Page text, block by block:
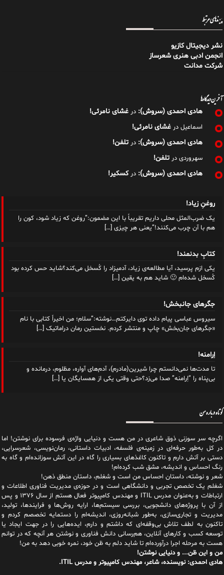
پیوندهای مرتبط
نشر دیجیتال کازیو
انجمن ادبی هنری شعرساز
شرکت مدانت
آخرین دیدگاه‌ها
هادی احمدی (سروش): در غشای نامرئی!
اسماعیل در غشای نامرئی!
هادی احمدی (سروش): در تلفن!
سهروردی در تلفن!
هادی احمدی (سروش): درکسکیر!
روغنِ زیاد!
یک ضرب‌المثل محلی داریم تقریباً با این مضمون:”روغن که زیاد شود، کون را
هم با آن چرب می‌کنند!”یعنی هر چیزی […]
کتابِ بدنمند!
یکی ازم پرسید، آیا مطالعه‌ی زیاد، آدمیزاد را کُسخل می‌کند؟شاید حس کرده بود
کُسخل شده‌ام 🙂 شاید هم به یقین […]
جگرهای جانبخش!
سیروس عباسی پیام داده توی دایرکتم…نوشته:”سلام؛ من اخیراً کتابی با نام
«جگرهای جان‌بخش» چاپ و‌ منتشر کردم. نخستین رمان دراماتیک […]
اِرامنه!
تا مدت‌ها نمی‌دانستم چرا شیرین(مادرم)، آدم‌های آواره، مظلوم، درمانده و
بی‌پناه را “اِرامنه” صدا می‌زد؟حتی وقتی یکی از همسایگان یا […]
کوتاه درباره من
اگرچه سر سوزنی ذوق شاعری در من هست و دنیایی واژه‌‌ی فرسوده برای نوشتن! اما
در کل به‌طور حرفه‌ای در زمینه‌ی فلسفه، ادبیات داستانی، رمان‌نویسی، شعرسرایی،
دستی بر آتش دارم و تاکنون کاغذهای بسیاری را گاه در این آتش سوزانده‌ام و گاه به
رنگ احساس و اندیشه، مشق شب کرده‌ام!
شعر و نوشته، داستان احساس من است و شغلم، داستان منطق ذهن!
شغلم یک تخصص تجربی و دانشگاهی است و در حوزه‌ی مدیریت فناوری اطلاعات و
ارتباطات و به‌عنوان مدرس ITIL و مهندس کامپیوتر فعال هستم از سال ۱۳۷۶ و پس
از آن با پروژه‌های دانشجویی، بررسی سیستم‌ها، ارایه روش‌ها و فرایندها، تولید،
مدیریت و تجاری‌سازی، به‌طور شبانه‌روزی، اندیشه‌ام را دستمایه تخصصم کردم و
تاکنون به لطف تلاش بی‌وقفه‌ای که داشتم و دارم، اید‌ه‌هایی را در جهت ایجاد یا
توسعه کسب و کارهای آنلاین، هم‌رسانی دانش فناوری و نوشتن هر آنچه که در توانم
هست به مرحله اجرا درآورده‌ام تا شاید دلم به ظن خود، نمره خوبی دهد به من!
من و این ظن... و دنیایی نوشتن!
هادی احمدی: نویسنده، شاعر، مهندس کامپیوتر و مدرس ITIL.